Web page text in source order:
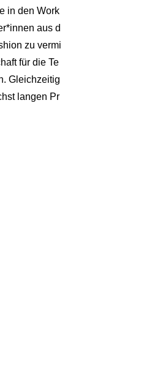
in den Work
aus d
zu vermi
für die Te
Gleichzeitig
langen Pr